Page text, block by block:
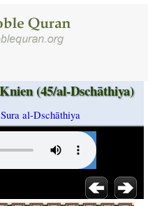
(45/al-Dschāthiya)
Sura al-Dschāthiya